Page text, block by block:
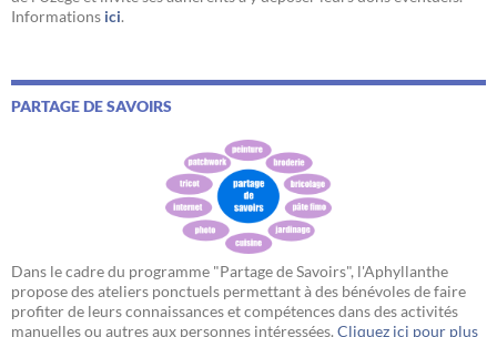
Informations ici.
PARTAGE DE SAVOIRS
Dans le cadre du programme "Partage de Savoirs", l'Aphyllanthe
propose des ateliers ponctuels permettant à des bénévoles de faire
profiter de leurs connaissances et compétences dans des activités
manuelles ou autres aux personnes intéressées. Cliquez ici pour plus